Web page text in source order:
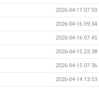
2026-04-17 07:50
2026-04-16 09:34
2026-04-16 07:45
2026-04-15 23:38
2026-04-15 07:36
2026-04-14 13:53